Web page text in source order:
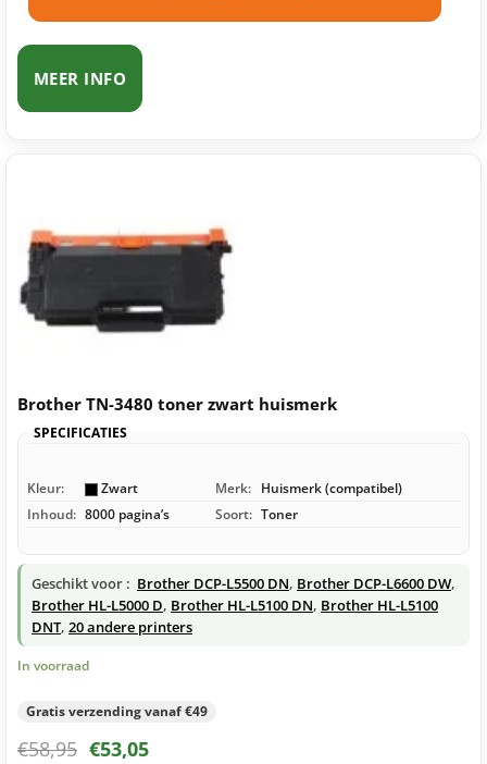
MEER INFO
Brother TN-3480 toner zwart huismerk
SPECIFICATIES
Kleur: Zwart Merk: Huismerk (compatibel)
Inhoud: 8000 pagina’s Soort: Toner
Geschikt voor : Brother DCP-L5500 DN, Brother DCP-L6600 DW,
Brother HL-L5000 D, Brother HL-L5100 DN, Brother HL-L5100
DNT, 20 andere printers
In voorraad
Gratis verzending vanaf €49
€58,95 €53,05